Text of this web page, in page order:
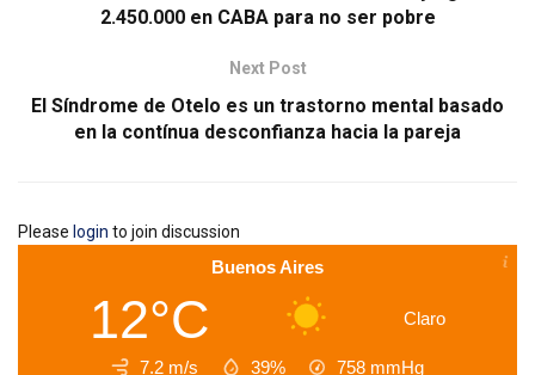
2.450.000 en CABA para no ser pobre
Next Post
El Síndrome de Otelo es un trastorno mental basado
en la contínua desconfianza hacia la pareja
Please login to join discussion
Buenos Aires
12°C Claro
7.2 m/s 39% 758 mmHg